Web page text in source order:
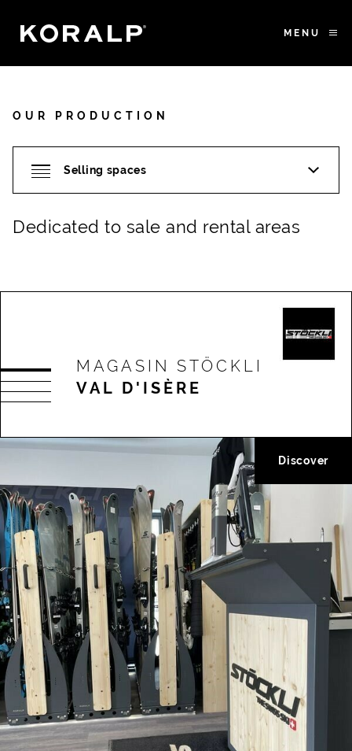
MENU
OUR PRODUCTION
Dedicated to sale and rental areas
MAGASIN STÖCKLI
VAL D'ISÈRE
Discover